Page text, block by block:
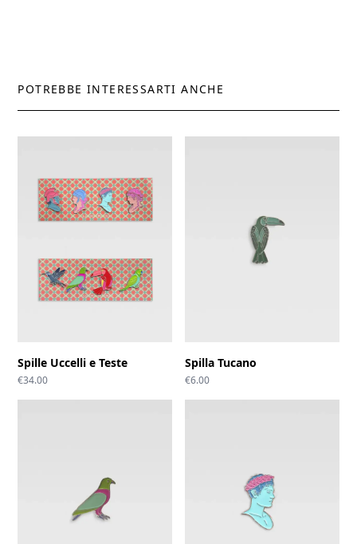
POTREBBE INTERESSARTI ANCHE
Spille Uccelli e Teste
€34.00
Spilla Tucano
€6.00